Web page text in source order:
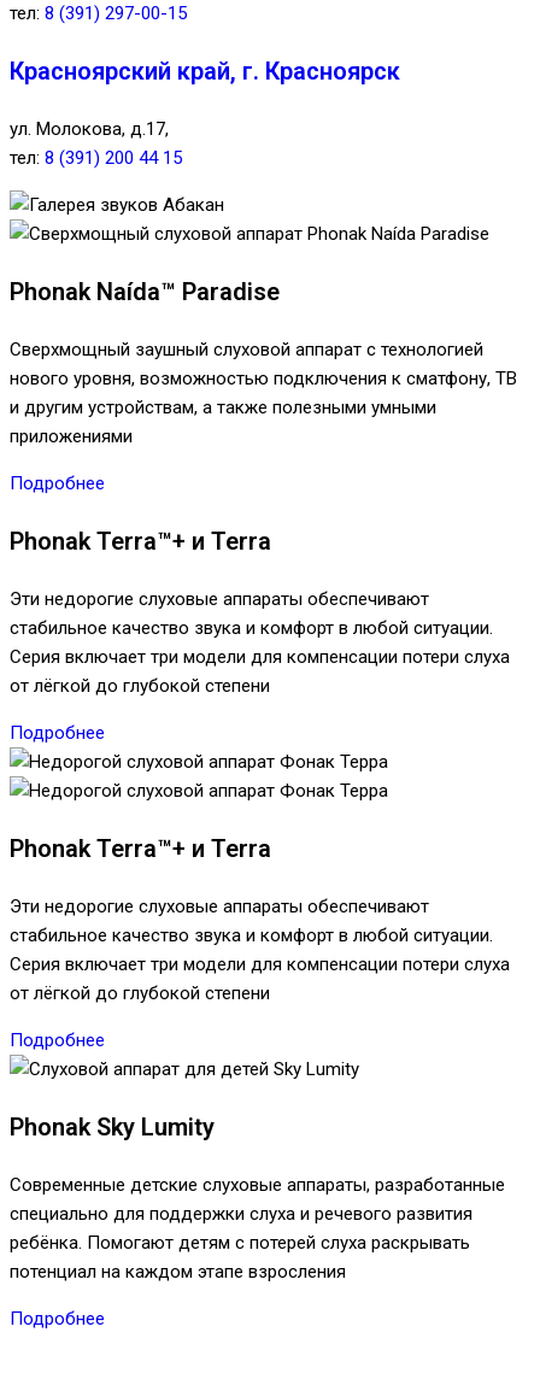
тел: 8 (391) 297-00-15
Красноярский край, г. Красноярск
ул. Молокова, д.17,
тел: 8 (391) 200 44 15
Phonak Naída™ Paradise
Сверхмощный заушный слуховой аппарат с технологией
нового уровня, возможностью подключения к сматфону, ТВ
и другим устройствам, а также полезными умными
приложениями
Подробнее
Phonak Terra™+ и Terra
Эти недорогие слуховые аппараты обеспечивают
стабильное качество звука и комфорт в любой ситуации.
Серия включает три модели для компенсации потери слуха
от лёгкой до глубокой степени
Подробнее
Phonak Terra™+ и Terra
Эти недорогие слуховые аппараты обеспечивают
стабильное качество звука и комфорт в любой ситуации.
Серия включает три модели для компенсации потери слуха
от лёгкой до глубокой степени
Подробнее
Phonak Sky Lumity
Современные детские слуховые аппараты, разработанные
специально для поддержки слуха и речевого развития
ребёнка. Помогают детям с потерей слуха раскрывать
потенциал на каждом этапе взросления
Подробнее